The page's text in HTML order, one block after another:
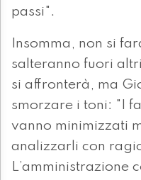
passi".
Insomma, non si
salteranno fuori
si affronterà, ma
smorzare i toni: "I
vanno minimizzati
analizzarli con
L’amministrazione